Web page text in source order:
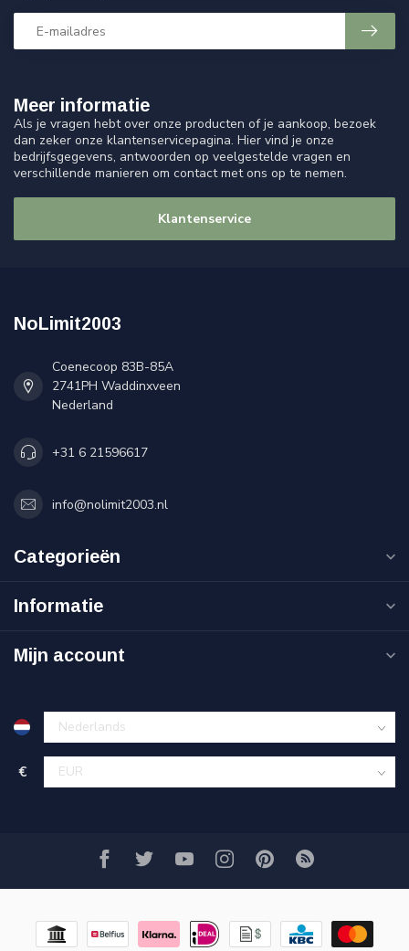
Meer informatie
Als je vragen hebt over onze producten of je aankoop, bezoek
dan zeker onze klantenservicepagina. Hier vind je onze
bedrijfsgegevens, antwoorden op veelgestelde vragen en
verschillende manieren om contact met ons op te nemen.
Klantenservice
NoLimit2003
Coenecoop 83B-85A
2741PH Waddinxveen
Nederland
+31 6 21596617
info@nolimit2003.nl
Categorieën
Informatie
Mijn account
€